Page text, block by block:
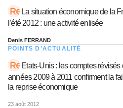
La situation économique de la
l’été 2012 : une activité enlisée
Denis FERRAND
POINTS D’ACTUALITÉ
Etats-Unis : les comptes révisés
années 2009 à 2011 confirment la
la reprise économique
23 août 2012